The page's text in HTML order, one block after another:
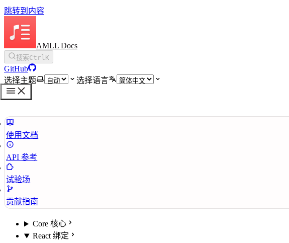
跳转到内容
AMLL Docs
搜索CtrlK
GitHub
选择主题
选择语言
使用文档
API 参考
试验场
贡献指南
Core 核心
React 绑定